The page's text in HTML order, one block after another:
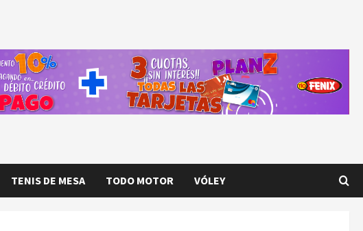
TENIS DE MESA TODO MOTOR VÓLEY